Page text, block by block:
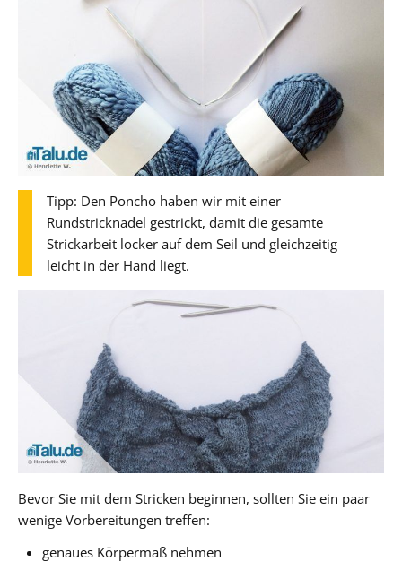
Tipp: Den Poncho haben wir mit einer
Rundstricknadel gestrickt, damit die gesamte
Strickarbeit locker auf dem Seil und gleichzeitig
leicht in der Hand liegt.
Bevor Sie mit dem Stricken beginnen, sollten Sie ein paar
wenige Vorbereitungen treffen:
genaues Körpermaß nehmen